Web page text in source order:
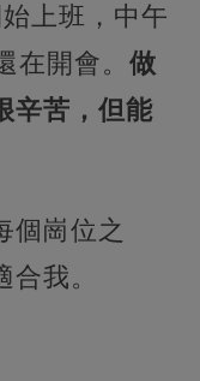
上班，中午
在開會。 做
辛苦，但能
個崗位之
我。